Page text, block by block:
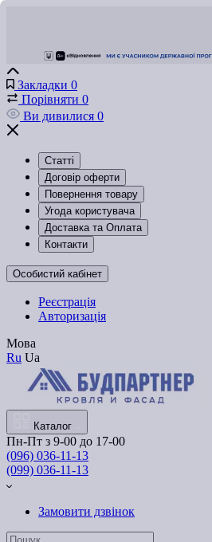
Закладки 0
Порівняти 0
Ви дивилися 0
Статті
Договір оферти
Повернення товару
Угода користувача
Доставка та Оплата
Контакти
Особистий кабінет
Реєстрація
Авторизація
Мова
Ru Ua
Каталог
Пн-Пт з 9-00 до 17-00
(096) 036-11-13
(099) 036-11-13
Замовити дзвінок